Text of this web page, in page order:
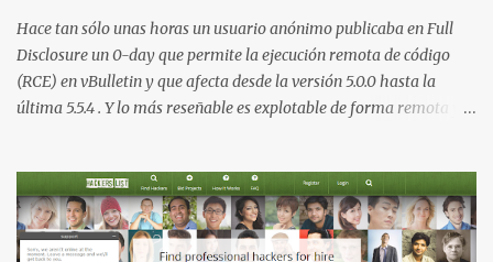
buscan obtener un certificado válido para ...
Hace tan sólo unas horas un usuario anónimo publicaba en Full
Disclosure un 0-day que permite la ejecución remota de código
(RCE) en vBulletin y que afecta desde la versión 5.0.0 hasta la
última 5.5.4 . Y lo más reseñable es explotable de forma remota y
parámetros en la URL y luego las analiza en el servidor sin las
comprobaciones de seguridad adecuadas, lo que permite a
cualquier atacante inyectar comandos y ejecutar código de forma